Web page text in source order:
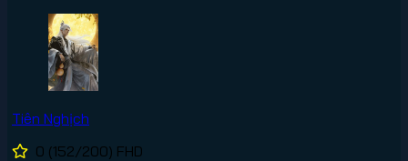
Tiên Nghịch
0 (152/200) FHD